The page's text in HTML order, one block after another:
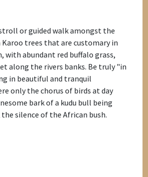
or guided walk amongst the
Karoo trees that are customary in
with abundant red buffalo grass,
along the rivers banks. Be truly "in
in beautiful and tranquil
only the chorus of birds at day
bark of a kudu bull being
silence of the African bush.